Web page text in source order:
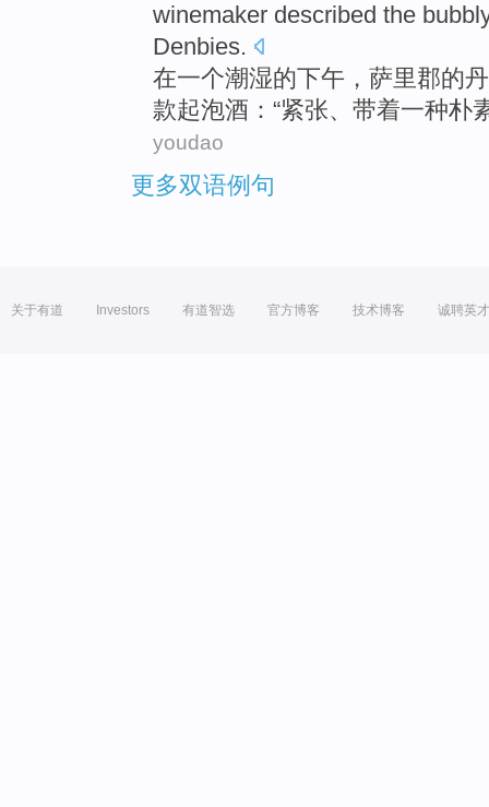
winemaker described the
Denbies.
在一个潮湿的下午 ，萨里郡的
款起泡酒：“紧张、 带着一种朴
youdao
更多双语例句
关于有道 Investors 有道智选 官方博客 技术博客 诚聘英才